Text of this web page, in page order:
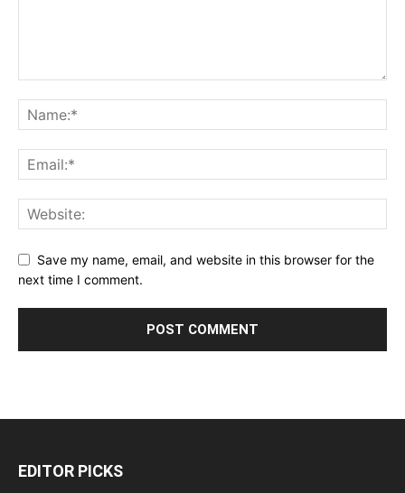
Save my name, email, and website in this browser for the
next time I comment.
EDITOR PICKS